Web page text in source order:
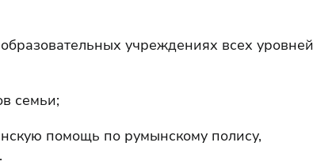
учреждениях всех уровней
семьи;
помощь по румынскому полису,